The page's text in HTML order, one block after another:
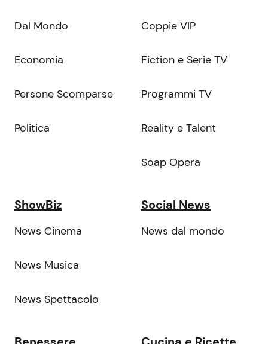
Dal Mondo
Economia
Persone Scomparse
Politica
Coppie VIP
Fiction e Serie TV
Programmi TV
Reality e Talent
Soap Opera
ShowBiz
News Cinema
News Musica
News Spettacolo
Social News
News dal mondo